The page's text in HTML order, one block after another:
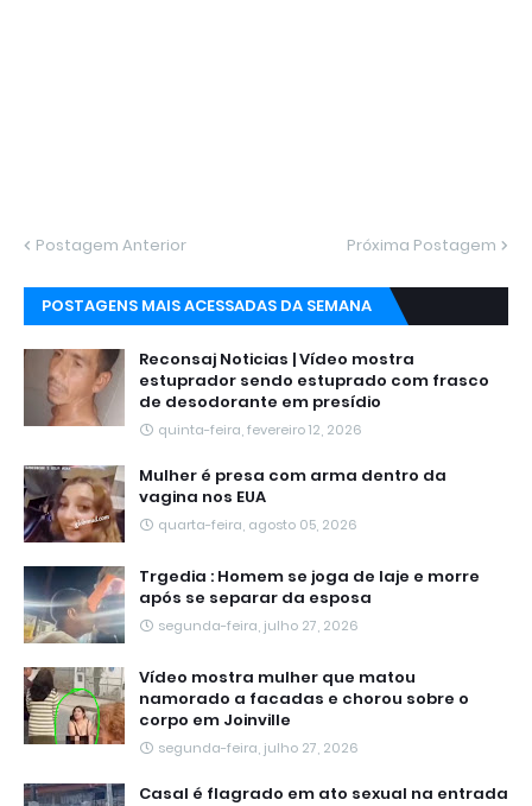
Postagem Anterior Próxima Postagem
POSTAGENS MAIS ACESSADAS DA SEMANA
Reconsaj Noticias | Vídeo mostra
estuprador sendo estuprado com frasco
de desodorante em presídio
quinta-feira, fevereiro 12, 2026
Mulher é presa com arma dentro da
vagina nos EUA
quarta-feira, agosto 05, 2026
Trgedia : Homem se joga de laje e morre
após se separar da esposa
segunda-feira, julho 27, 2026
Vídeo mostra mulher que matou
namorado a facadas e chorou sobre o
corpo em Joinville
segunda-feira, julho 27, 2026
Casal é flagrado em ato sexual na entrada